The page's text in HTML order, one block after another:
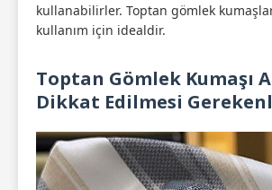
kullanabilirler. Toptan gömlek
kullanım için idealdir.
Toptan Gömlek Kumaşı
Dikkat Edilmesi